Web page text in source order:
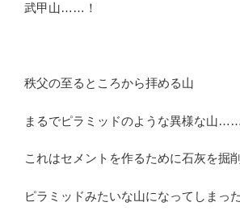
武甲山……！
秩父の至るところから拝める山
まるでピラミッドのような異様な山……
これはセメントを作るために石灰を掘
ピラミッドみたいな山になってしま